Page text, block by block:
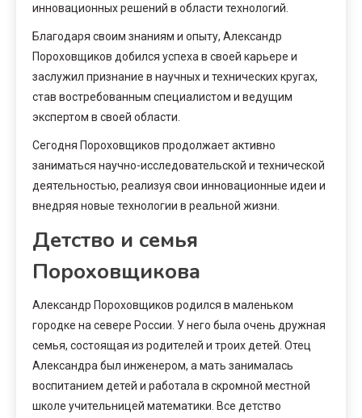
инновационных решений в области технологий.
Благодаря своим знаниям и опыту, Александр
Пороховщиков добился успеха в своей карьере и
заслужил признание в научных и технических кругах,
став востребованным специалистом и ведущим
экспертом в своей области.
Сегодня Пороховщиков продолжает активно
заниматься научно-исследовательской и технической
деятельностью, реализуя свои инновационные идеи и
внедряя новые технологии в реальной жизни.
Детство и семья
Пороховщикова
Александр Пороховщиков родился в маленьком
городке на севере России. У него была очень дружная
семья, состоящая из родителей и троих детей. Отец
Александра был инженером, а мать занималась
воспитанием детей и работала в скромной местной
школе учительницей математики. Все детство